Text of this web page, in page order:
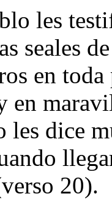
les
seales
en
en
les dice
20).